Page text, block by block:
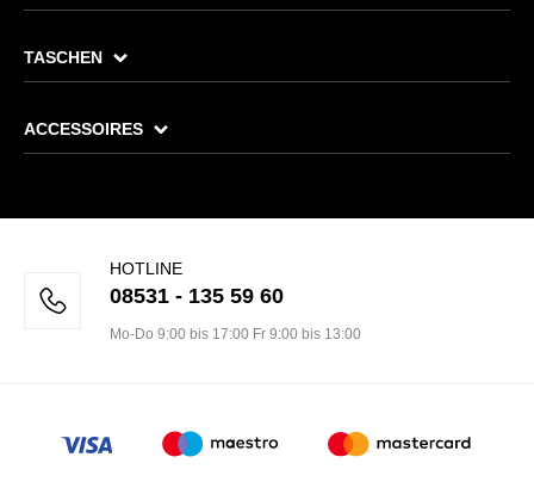
TASCHEN
ACCESSOIRES
HOTLINE
08531 - 135 59 60
Mo-Do 9:00 bis 17:00 Fr 9:00 bis 13:00